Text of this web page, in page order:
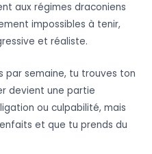
aux régimes draconiens
impossibles à tenir,
et réaliste.
par semaine, tu trouves ton
devient une partie
ou culpabilité, mais
et que tu prends du